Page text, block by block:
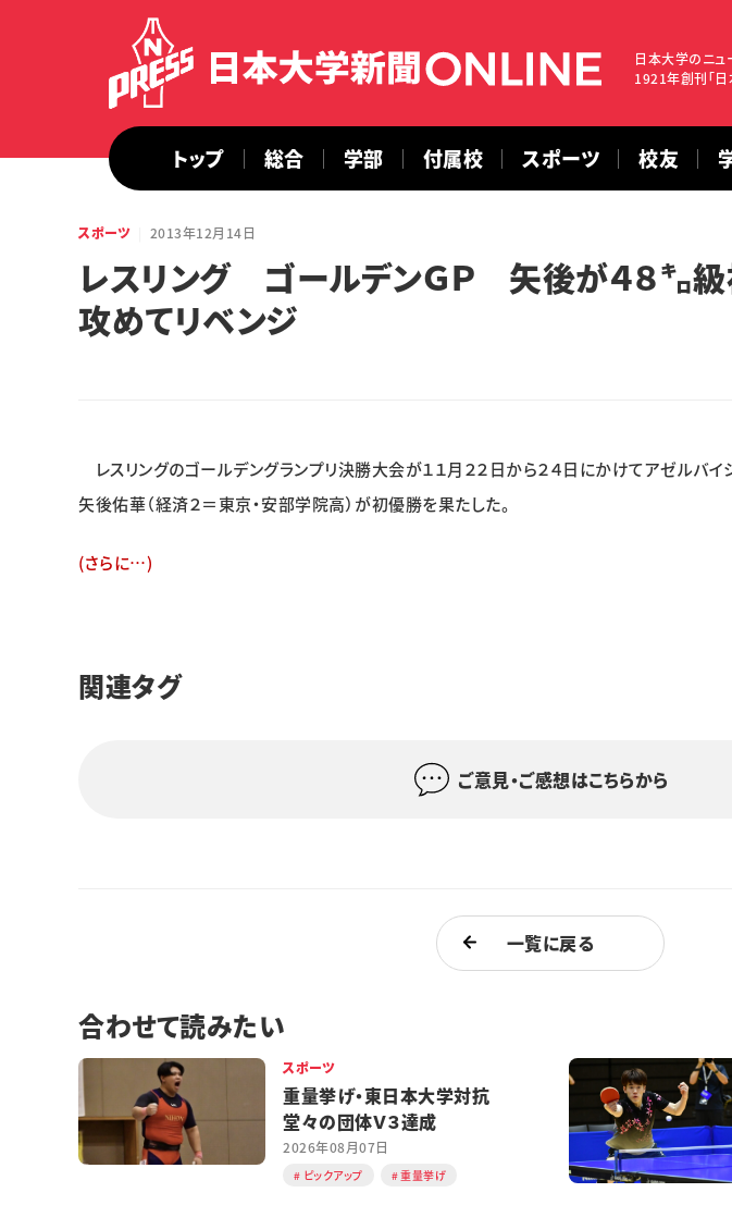
日本大学のニュ
1921年創刊「日
トップ 総合 学部 付属校 スポーツ 校友
スポーツ 2013年12月14日
レスリング ゴールデンＧＰ 矢後が４８㌔
攻めてリベンジ
レスリングのゴールデングランプリ決勝大会が１１月２２日から２４日にかけてアゼルバイ
矢後佑華（経済２＝東京・安部学院高）が初優勝を果たした。
(さらに…)
関連タグ
ご意見・ご感想はこちらから
一覧に戻る
合わせて読みたい
スポーツ
重量挙げ・東日本大学対抗
堂々の団体Ｖ３達成
2026年08月07日
ピックアップ 重量挙げ